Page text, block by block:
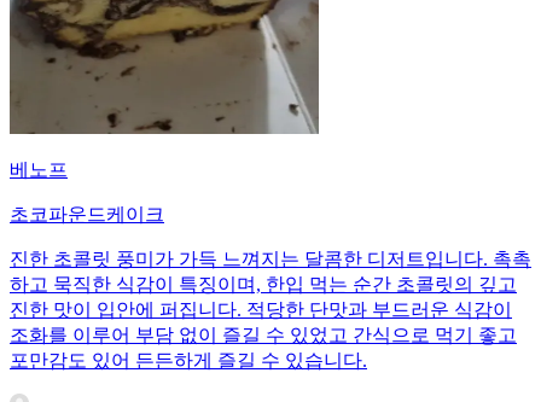
베노프
초코파운드케이크
진한 초콜릿 풍미가 가득 느껴지는 달콤한 디저트입니다. 촉촉
하고 묵직한 식감이 특징이며, 한입 먹는 순간 초콜릿의 깊고
진한 맛이 입안에 퍼집니다. 적당한 단맛과 부드러운 식감이
조화를 이루어 부담 없이 즐길 수 있었고 간식으로 먹기 좋고
포만감도 있어 든든하게 즐길 수 있습니다.